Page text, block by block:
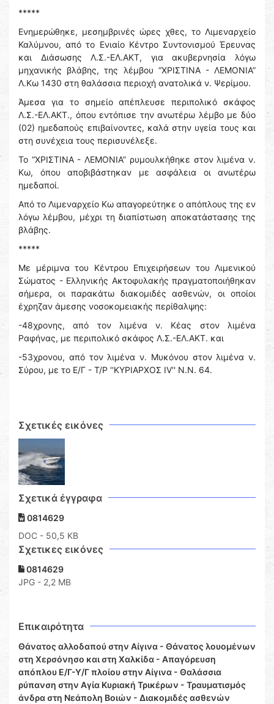
*****
Ενημερώθηκε, μεσημβρινές ώρες χθες, το Λιμεναρχείο
Καλύμνου, από το Ενιαίο Κέντρο Συντονισμού Έρευνας
και Διάσωσης Λ.Σ.-ΕΛ.ΑΚΤ, για ακυβερνησία λόγω
μηχανικής βλάβης, της λέμβου “ΧΡΙΣΤΙΝΑ - ΛΕΜΟΝΙΑ”
Λ.Κω 1430 στη θαλάσσια περιοχή ανατολικά ν. Ψερίμου.
Άμεσα για το σημείο απέπλευσε περιπολικό σκάφος
Λ.Σ.-ΕΛ.ΑΚΤ., όπου εντόπισε την ανωτέρω λέμβο με δύο
(02) ημεδαπούς επιβαίνοντες, καλά στην υγεία τους και
στη συνέχεια τους περισυνέλεξε.
Το “ΧΡΙΣΤΙΝΑ - ΛΕΜΟΝΙΑ” ρυμουλκήθηκε στον λιμένα ν.
Κω, όπου αποβιβάστηκαν με ασφάλεια οι ανωτέρω
ημεδαποί.
Από το Λιμεναρχείο Κω απαγορεύτηκε ο απόπλους της εν
λόγω λέμβου, μέχρι τη διαπίστωση αποκατάστασης της
βλάβης.
*****
Με μέριμνα του Κέντρου Επιχειρήσεων του Λιμενικού
Σώματος - Ελληνικής Ακτοφυλακής πραγματοποιήθηκαν
σήμερα, οι παρακάτω διακομιδές ασθενών, οι οποίοι
έχρηζαν άμεσης νοσοκομειακής περίθαλψης:
-48χρονης, από τον λιμένα ν. Kέας στον λιμένα
Ραφήνας, με περιπολικό σκάφος Λ.Σ.-ΕΛ.ΑΚΤ. και
-53χρονου, από τον λιμένα ν. Μυκόνου στον λιμένα ν.
Σύρου, με το Ε/Γ - Τ/Ρ ''ΚΥΡΙΑΡΧΟΣ IV'' Ν.Ν. 64.
Σχετικές εικόνες
Σχετικά έγγραφα
0814629
DOC - 50,5 KB
Σχετικες εικόνες
0814629
JPG - 2,2 MB
Επικαιρότητα
Θάνατος αλλοδαπού στην Αίγινα - Θάνατος λουομένων
στη Χερσόνησο και στη Χαλκίδα - Απαγόρευση
απόπλου Ε/Γ-Υ/Γ πλοίου στην Αίγινα - Θαλάσσια
ρύπανση στην Αγία Κυριακή Τρικέρων - Τραυματισμός
άνδρα στη Νεάπολη Βοιών - Διακομιδές ασθενών